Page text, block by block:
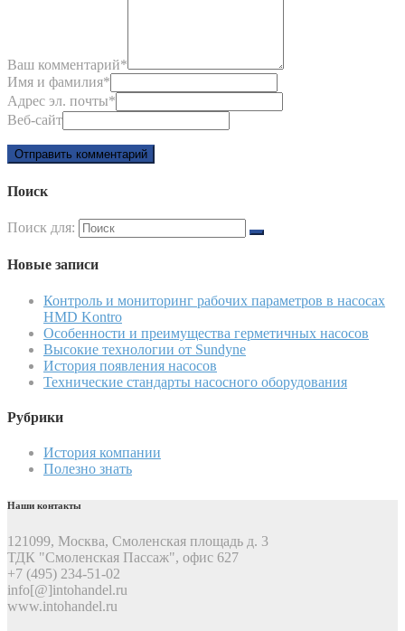
Ваш комментарий*
Имя и фамилия*
Адрес эл. почты*
Веб-сайт
Поиск
Поиск для:
Новые записи
Контроль и мониторинг рабочих параметров в насосах
HMD Kontro
Особенности и преимущества герметичных насосов
Высокие технологии от Sundyne
История появления насосов
Технические стандарты насосного оборудования
Рубрики
История компании
Полезно знать
Наши контакты
121099, Москва, Смоленская площадь д. 3
ТДК "Смоленская Пассаж", офис 627
+7 (495) 234-51-02
info[@]intohandel.ru
www.intohandel.ru